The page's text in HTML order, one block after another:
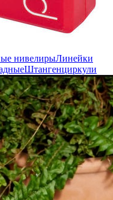
нивелирыЛинейки
Штангенциркули